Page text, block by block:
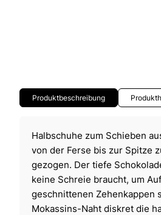
Produktbeschreibung
Halbschuhe zum Schieben
von der Ferse bis zur Spitze
gezogen. Der tiefe
keine Schreie braucht, um
geschnittenen Zehenkappen
Mokassins-Naht diskret die